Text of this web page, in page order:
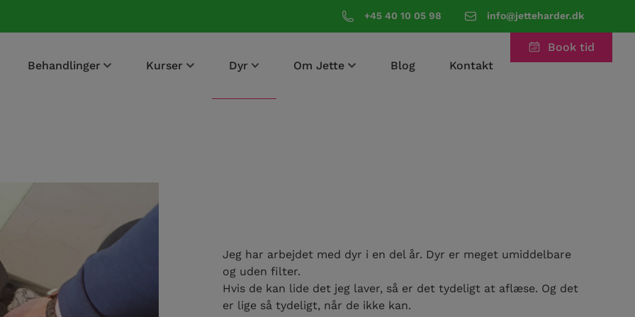
+45 40 10 05 98 info@jetteharder.dk
Behandlinger Kurser Dyr Om Jette Blog Kontakt
Book tid
Jeg har arbejdet med dyr i en del år. Dyr er meget umiddelbare
og uden filter.
Hvis de kan lide det jeg laver, så er det tydeligt at aflæse. Og det
er lige så tydeligt, når de ikke kan.